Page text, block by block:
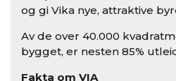
og gi Vika nye, attraktive
Av de over 40.000
bygget, er nesten 85%
Fakta om VIA